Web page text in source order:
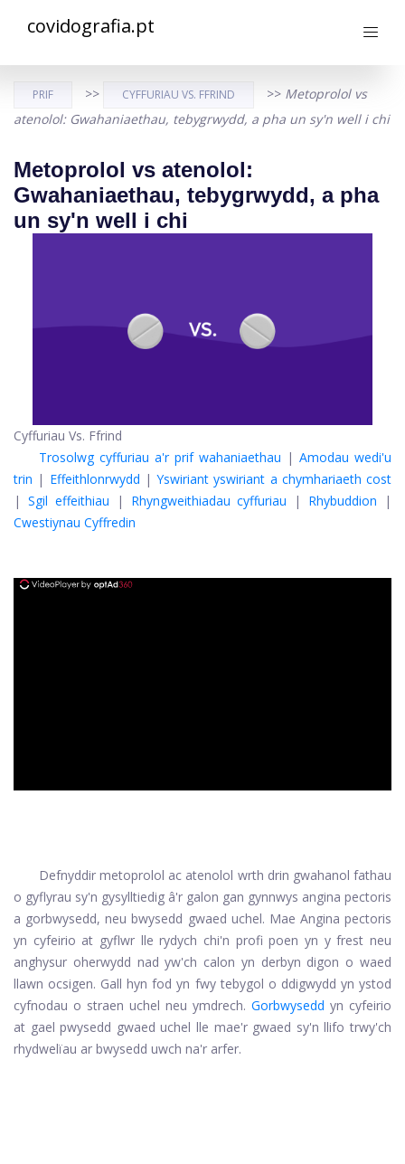
covidografia.pt
PRIF >> CYFFURIAU VS. FFRIND >> Metoprolol vs
atenolol: Gwahaniaethau, tebygrwydd, a pha un sy'n well i chi
Metoprolol vs atenolol:
Gwahaniaethau, tebygrwydd, a pha
un sy'n well i chi
Cyffuriau Vs. Ffrind
Trosolwg cyffuriau a'r prif wahaniaethau | Amodau wedi'u
trin | Effeithlonrwydd | Yswiriant yswiriant a chymhariaeth cost
| Sgil effeithiau | Rhyngweithiadau cyffuriau | Rhybuddion |
Cwestiynau Cyffredin
Defnyddir metoprolol ac atenolol wrth drin gwahanol fathau
o gyflyrau sy'n gysylltiedig â'r galon gan gynnwys angina pectoris
a gorbwysedd, neu bwysedd gwaed uchel. Mae Angina pectoris
yn cyfeirio at gyflwr lle rydych chi'n profi poen yn y frest neu
anghysur oherwydd nad yw'ch calon yn derbyn digon o waed
llawn ocsigen. Gall hyn fod yn fwy tebygol o ddigwydd yn ystod
cyfnodau o straen uchel neu ymdrech. Gorbwysedd yn cyfeirio
at gael pwysedd gwaed uchel lle mae'r gwaed sy'n llifo trwy'ch
rhydwelïau ar bwysedd uwch na'r arfer.